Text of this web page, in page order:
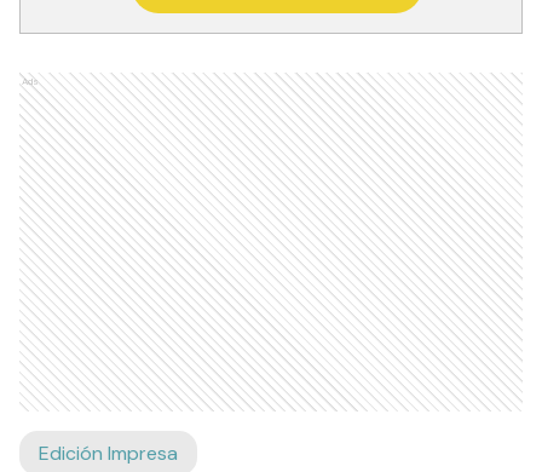
Ads
Edición Impresa